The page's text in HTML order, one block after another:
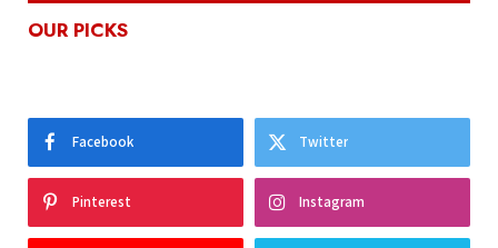
OUR PICKS
Facebook Twitter
Pinterest Instagram